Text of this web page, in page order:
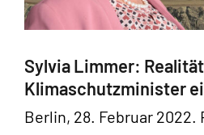
Sylvia Limmer:
Klimaschutzminister
Berlin, 28. Februar 2022.